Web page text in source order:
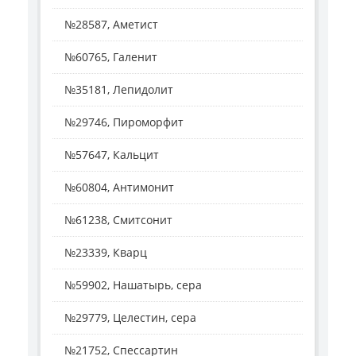
№28587, Аметист
№60765, Галенит
№35181, Лепидолит
№29746, Пироморфит
№57647, Кальцит
№60804, Антимонит
№61238, Смитсонит
№23339, Кварц
№59902, Нашатырь, сера
№29779, Целестин, сера
№21752, Спессартин